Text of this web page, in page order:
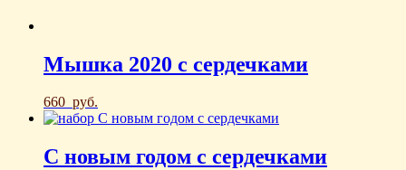
Мышка 2020 с сердечками
660 руб.
С новым годом с сердечками